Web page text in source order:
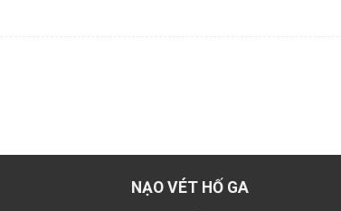
NẠO VÉT HỐ GA